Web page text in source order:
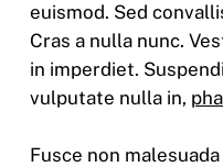
euismod. Sed
Cras a nulla nunc.
in imperdiet.
vulputate nulla in,
Fusce non